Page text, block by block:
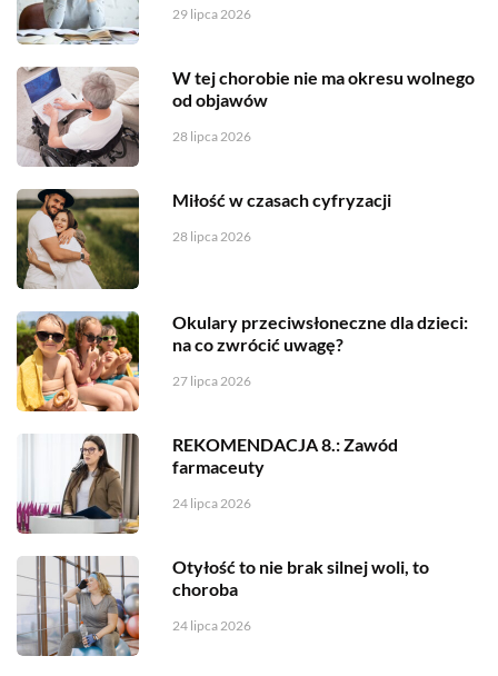
29 lipca 2026
W tej chorobie nie ma okresu wolnego
od objawów
28 lipca 2026
Miłość w czasach cyfryzacji
28 lipca 2026
Okulary przeciwsłoneczne dla dzieci:
na co zwrócić uwagę?
27 lipca 2026
REKOMENDACJA 8.: Zawód
farmaceuty
24 lipca 2026
Otyłość to nie brak silnej woli, to
choroba
24 lipca 2026